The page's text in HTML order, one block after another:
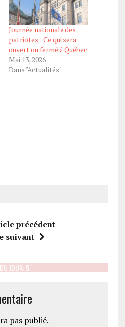
Journée nationale des
patriotes : Ce qui sera
ouvert ou fermé à Québec
Mai 13, 2026
Dans "Actualités"
précédent
suivant
JOUR: 5"
pas publié.